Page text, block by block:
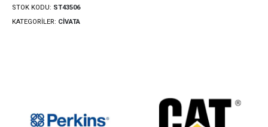
STOK KODU: ST43506
KATEGORILER: CIVATA